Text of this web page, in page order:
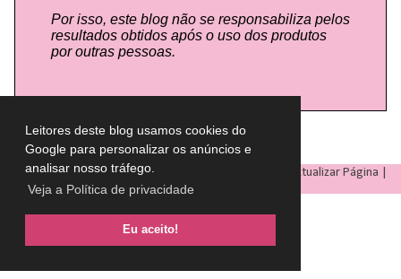
Leitores deste blog usamos cookies do
Google para personalizar os anúncios e
analisar nosso tráfego.
Veja a Política de privacidade
Eu aceito!
Por isso, este blog não se responsabiliza pelos
resultados obtidos após o uso dos produtos
por outras pessoas.
LULU ON THE SKY - Todos os direitos reservados © | Atualizar Página